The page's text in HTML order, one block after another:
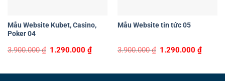
Mẫu Website Kubet, Casino,
Poker 04
3.900.000₫ Original
1.290.000₫Current
Mẫu Website tin tức 05
3.900.000₫ Original
1.290.000₫Current